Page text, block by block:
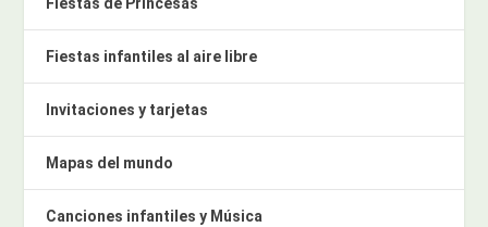
Fiestas de Princesas
Fiestas infantiles al aire libre
Invitaciones y tarjetas
Mapas del mundo
Canciones infantiles y Música